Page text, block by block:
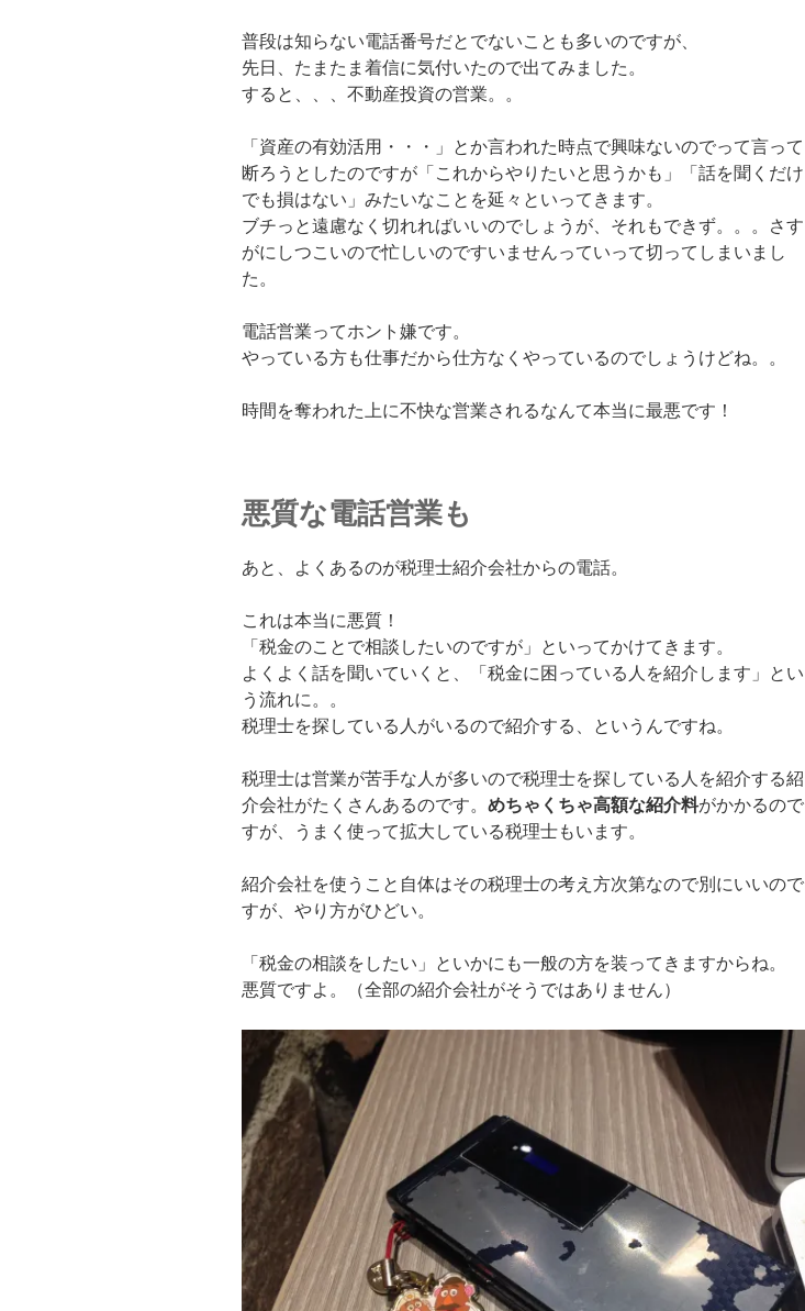
普段は知らない電話番号だとでないことも多いのですが、
先日、たまたま着信に気付いたので出てみました。
すると、、、不動産投資の営業。。
「資産の有効活用・・・」とか言われた時点で興味ないのでって言って
断ろうとしたのですが「これからやりたいと思うかも」「話を聞くだけ
でも損はない」みたいなことを延々といってきます。
ブチっと遠慮なく切れればいいのでしょうが、それもできず。。。さす
がにしつこいので忙しいのですいませんっていって切ってしまいまし
た。
電話営業ってホント嫌です。
やっている方も仕事だから仕方なくやっているのでしょうけどね。。
時間を奪われた上に不快な営業されるなんて本当に最悪です！
悪質な電話営業も
あと、よくあるのが税理士紹介会社からの電話。
これは本当に悪質！
「税金のことで相談したいのですが」といってかけてきます。
よくよく話を聞いていくと、「税金に困っている人を紹介します」とい
う流れに。。
税理士を探している人がいるので紹介する、というんですね。
税理士は営業が苦手な人が多いので税理士を探している人を紹介する紹
介会社がたくさんあるのです。 めちゃくちゃ高額な紹介料がかかるので
すが、うまく使って拡大している税理士もいます。
紹介会社を使うこと自体はその税理士の考え方次第なので別にいいので
すが、やり方がひどい。
「税金の相談をしたい」といかにも一般の方を装ってきますからね。
悪質ですよ。（全部の紹介会社がそうではありません）